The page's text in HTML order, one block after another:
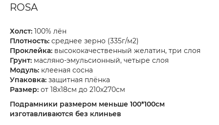
ROSA
Холст: 100% лён
Плотность: среднее зерно (335г/м2)
Проклейка: высококачественный желатин, три слоя
Грунт: масляно-эмульсионный, четыре слоя
Модуль: клееная сосна
Упаковка: защитная плёнка
Размер: от 18х18см до 210х270см
Подрамники размером меньше 100*100см
изготавливаются без клиньев